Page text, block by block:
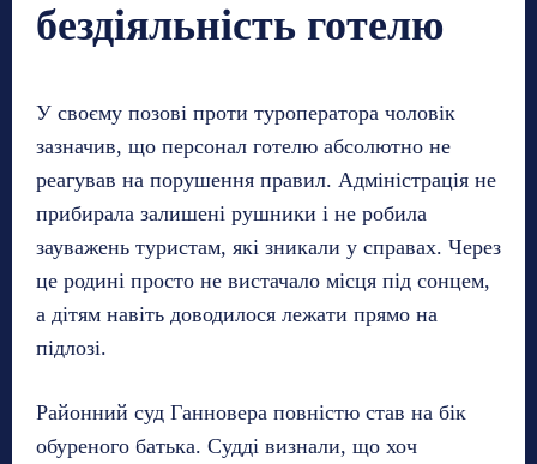
бездіяльність готелю
У своєму позові проти туроператора чоловік
зазначив, що персонал готелю абсолютно не
реагував на порушення правил. Адміністрація не
прибирала залишені рушники і не робила
зауважень туристам, які зникали у справах. Через
це родині просто не вистачало місця під сонцем,
а дітям навіть доводилося лежати прямо на
підлозі.
Районний суд Ганновера повністю став на бік
обуреного батька. Судді визнали, що хоч